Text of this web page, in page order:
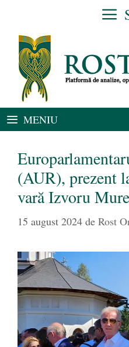
conținut
MENIU
(AUR), prezent
vară Izvoru
15 august 2024 de Rost